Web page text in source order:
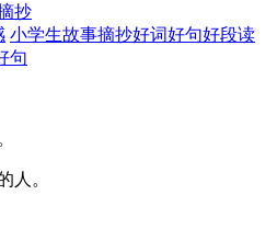
抄
小学生故事摘抄好词好句好段读
句
人。